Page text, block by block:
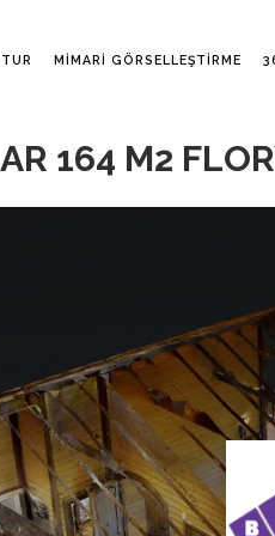
MIMARI GÖRSELLEŞTIRME
164 M2